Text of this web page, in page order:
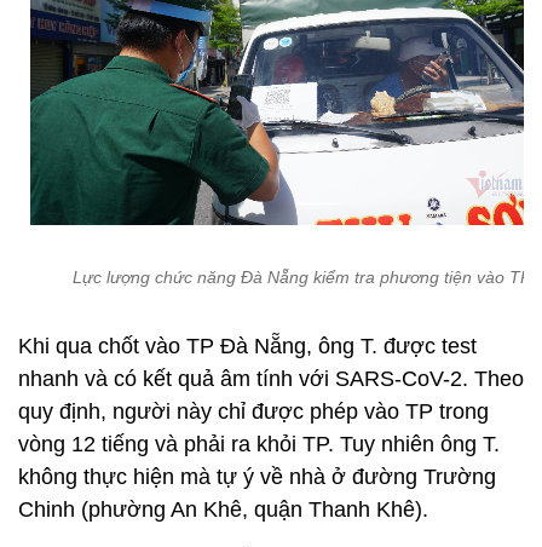
Lực lượng chức năng Đà Nẵng kiểm tra phương tiện vào TP
Khi qua chốt vào TP Đà Nẵng, ông T. được test
nhanh và có kết quả âm tính với SARS-CoV-2. Theo
quy định, người này chỉ được phép vào TP trong
vòng 12 tiếng và phải ra khỏi TP. Tuy nhiên ông T.
không thực hiện mà tự ý về nhà ở đường Trường
Chinh (phường An Khê, quận Thanh Khê).